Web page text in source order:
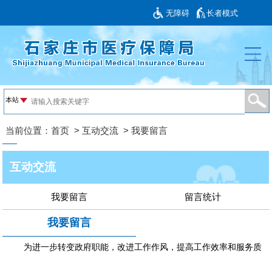
无障碍 长者模式
当前位置： 首页> 互动交流> 我要留言
互动交流
我要留言 留言统计
我要留言
为进一步转变政府职能，改进工作作风，提高工作效率和服务质